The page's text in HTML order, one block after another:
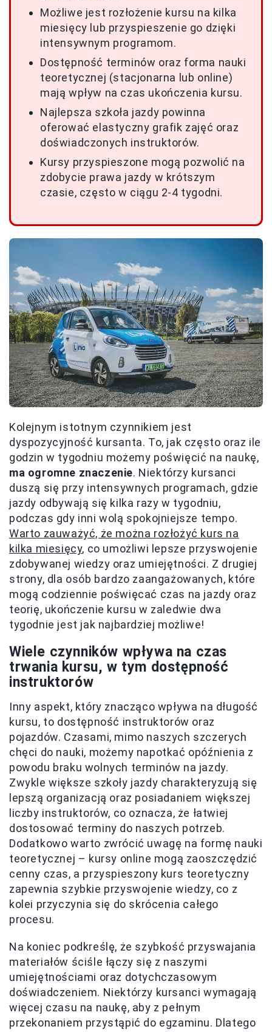
Możliwe jest rozłożenie kursu na kilka
miesięcy lub przyspieszenie go dzięki
intensywnym programom.
Dostępność terminów oraz forma nauki
teoretycznej (stacjonarna lub online)
mają wpływ na czas ukończenia kursu.
Najlepsza szkoła jazdy powinna
oferować elastyczny grafik zajęć oraz
doświadczonych instruktorów.
Kursy przyspieszone mogą pozwolić na
zdobycie prawa jazdy w krótszym
czasie, często w ciągu 2-4 tygodni.
Kolejnym istotnym czynnikiem jest
dyspozycyjność kursanta. To, jak często oraz ile
godzin w tygodniu możemy poświęcić na naukę,
ma ogromne znaczenie. Niektórzy kursanci
duszą się przy intensywnych programach, gdzie
jazdy odbywają się kilka razy w tygodniu,
podczas gdy inni wolą spokojniejsze tempo.
Warto zauważyć, że można rozłożyć kurs na
kilka miesięcy, co umożliwi lepsze przyswojenie
zdobywanej wiedzy oraz umiejętności. Z drugiej
strony, dla osób bardzo zaangażowanych, które
mogą codziennie poświęcać czas na jazdy oraz
teorię, ukończenie kursu w zaledwie dwa
tygodnie jest jak najbardziej możliwe!
Wiele czynników wpływa na czas
trwania kursu, w tym dostępność
instruktorów
Inny aspekt, który znacząco wpływa na długość
kursu, to dostępność instruktorów oraz
pojazdów. Czasami, mimo naszych szczerych
chęci do nauki, możemy napotkać opóźnienia z
powodu braku wolnych terminów na jazdy.
Zwykle większe szkoły jazdy charakteryzują się
lepszą organizacją oraz posiadaniem większej
liczby instruktorów, co oznacza, że łatwiej
dostosować terminy do naszych potrzeb.
Dodatkowo warto zwrócić uwagę na formę nauki
teoretycznej – kursy online mogą zaoszczędzić
cenny czas, a przyspieszony kurs teoretyczny
zapewnia szybkie przyswojenie wiedzy, co z
kolei przyczynia się do skrócenia całego
procesu.
Na koniec podkreślę, że szybkość przyswajania
materiałów ściśle łączy się z naszymi
umiejętnościami oraz dotychczasowym
doświadczeniem. Niektórzy kursanci wymagają
więcej czasu na naukę, aby z pełnym
przekonaniem przystąpić do egzaminu. Dlatego